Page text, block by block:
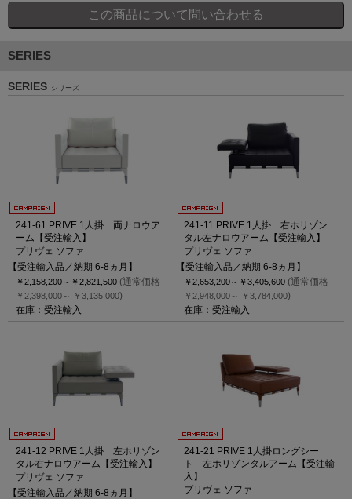
SERIES
SERIES シリーズ
241-61 PRIVE 1人掛 両ナロウア
ーム【受注輸入】
プリヴェ ソファ
【受注輸入品／納期 6-8ヵ月】
￥2,158,200～ ￥2,821,500 (通常価格
￥2,398,000～ ￥3,135,000)
在庫：受注輸入
241-11 PRIVE 1人掛 右ホリゾン
タル左ナロウアーム【受注輸入】
プリヴェ ソファ
【受注輸入品／納期 6-8ヵ月】
￥2,653,200～ ￥3,405,600 (通常価格
￥2,948,000～ ￥3,784,000)
在庫：受注輸入
241-12 PRIVE 1人掛 左ホリゾン
タル右ナロウアーム【受注輸入】
プリヴェ ソファ
【受注輸入品／納期 6-8ヵ月】
241-21 PRIVE 1人掛ロングシー
ト 左ホリゾンタルアーム【受注輸
入】
プリヴェ ソファ